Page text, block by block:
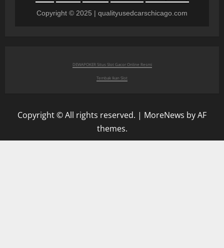
Copyright © 2025 | qualityusedcarschicago.com
DEWAPOKER Situs Slot Gacor Online Resmi
Tembak Ikan Slot
Copyright © All rights reserved. | MoreNews by AF
themes.